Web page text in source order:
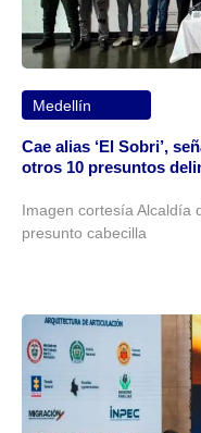
Medellín
Cae alias ‘El Sobri’,
otros 10 presuntos
Imagen cortesía Alcaldía
presunto cabecilla